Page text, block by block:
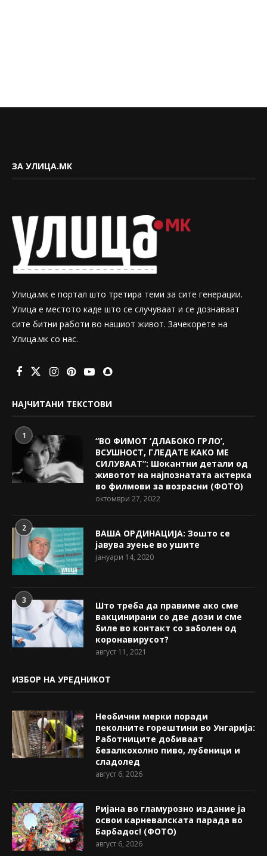
ЗА УЛИЦА.МК
Улица.мк е портал што третира теми за сите генерации.
Улица е местото каде што се случуваат и се дознаваат
сите битни работи во нашиот живот. Зачекорете на
Улица.мк со нас.
НАЈЧИТАНИ ТЕКСТОВИ
1
“ВО ФИМОТ ‘ДЛАБОКО ГРЛО’,
ВСУШНОСТ, ГЛЕДАТЕ КАКО МЕ
СИЛУВААТ“: Шокантни детали од
животот на најпознатата актерка
во филмови за возрасни (ФОТО)
октомври 27, 2022
2
ВАША ОРДИНАЦИЈА: Зошто се
јавува зуење во ушите
јануари 14, 2020
3
Што треба да правиме ако сме
вакцинирани со две дози и сме
биле во контакт со заболен од
коронавирусот?
август 11, 2021
ИЗБОР НА УРЕДНИКОТ
Необични мерки поради
пеколните горештини во Унгарија:
Работниците добиваат
безалкохолно пиво, лубеници и
сладолед
август 6, 2026
Ријана во гламурозно издание ја
освои карневалската парада во
Барбадос! (ФОТО)
август 6, 2026